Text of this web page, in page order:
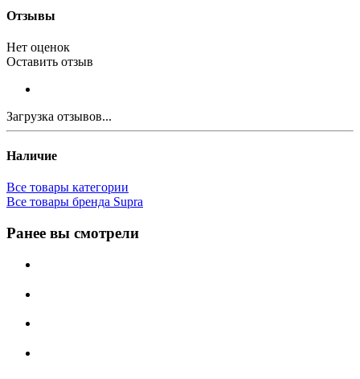
Отзывы
Нет оценок
Оставить отзыв
Загрузка отзывов...
Наличие
Все товары категории
Все товары бренда Supra
Ранее вы смотрели